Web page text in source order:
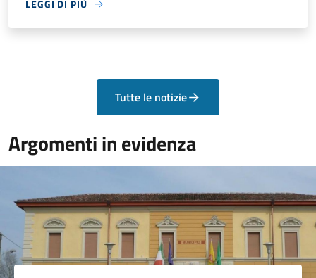
LEGGI DI PIÙ
Tutte le notizie
Argomenti in evidenza